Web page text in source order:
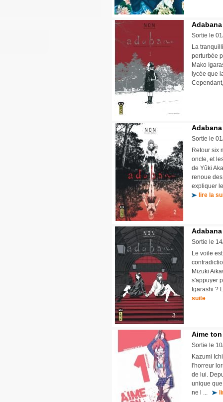
Adabana
Sortie le
La
perturbée
Mako
lycée que
Adabana
Sortie le
Retour six
oncle, et
de Yûki
renoue
expliquer
lire la
Adabana
Sortie le
Le voile
Mizuki
s'appuyer
Igarashi ?
suite
Aime
Sortie le
Kazumi
l'horreur
de lui.
unique
ne l ...